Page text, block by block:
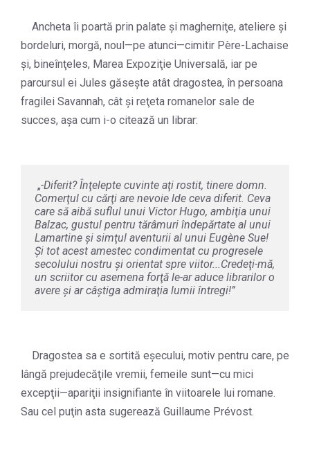
Ancheta îi poartă prin palate şi magherniţe, ateliere şi
bordeluri, morgă, noul—pe atunci—cimitir Père-Lachaise
şi, bineînţeles, Marea Expoziţie Universală, iar pe
parcursul ei Jules găseşte atât dragostea, în persoana
fragilei Savannah, cât şi reţeta romanelor sale de
succes, aşa cum i-o citează un librar:
„-Diferit? Înţelepte cuvinte aţi rostit, tinere domn.
Comerţul cu cărţi are nevoie lde ceva diferit. Ceva
care să aibă suflul unui Victor Hugo, ambiţia unui
Balzac, gustul pentru tărâmuri îndepărtate al unui
Lamartine şi simţul aventurii al unui Eugène Sue!
Şi tot acest amestec condimentat cu progresele
secolului nostru şi orientat spre viitor...Credeţi-mă,
un scriitor cu asemena forţă le-ar aduce librarilor o
avere şi ar câştiga admiraţia lumii întregi!”
Dragostea sa e sortită eşecului, motiv pentru care, pe
lângă prejudecăţile vremii, femeile sunt—cu mici
excepţii—apariţii insignifiante în viitoarele lui romane.
Sau cel puţin asta sugerează Guillaume Prévost.